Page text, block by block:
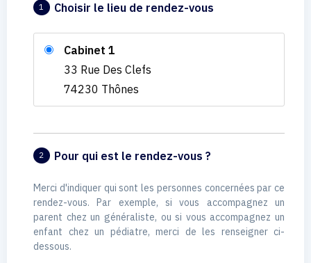
1 Choisir le lieu de rendez-vous
Cabinet 1
33 Rue Des Clefs
74230 Thônes
2 Pour qui est le rendez-vous ?
Merci d'indiquer qui sont les personnes concernées par ce
rendez-vous. Par exemple, si vous accompagnez un
parent chez un généraliste, ou si vous accompagnez un
enfant chez un pédiatre, merci de les renseigner ci-
dessous.